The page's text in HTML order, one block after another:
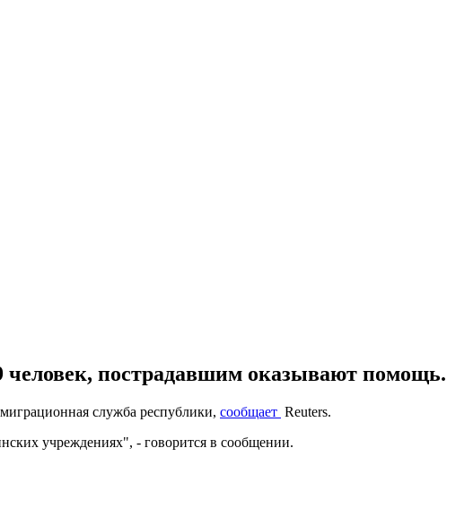
человек, пострадавшим оказывают помощь.
служба республики, сообщает Reuters.
учреждениях", - говорится в сообщении.